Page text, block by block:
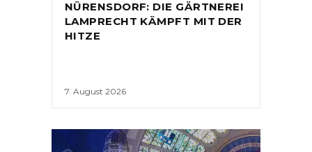
NÜRENSDORF: DIE GÄRTNEREI
LAMPRECHT KÄMPFT MIT DER
HITZE
7. August 2026